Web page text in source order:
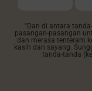
"Dan di antara
pasangan-pasangan
dan merasa tenteram
kasih dan sayang.
tanda-tanda